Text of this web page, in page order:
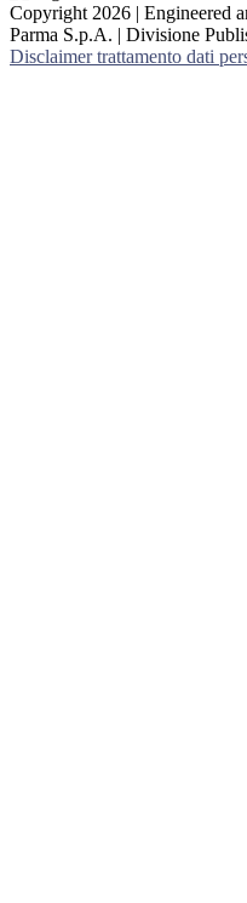
Copyright 2026 | Engineered
Parma S.p.A. | Divisione
Disclaimer trattamento dati